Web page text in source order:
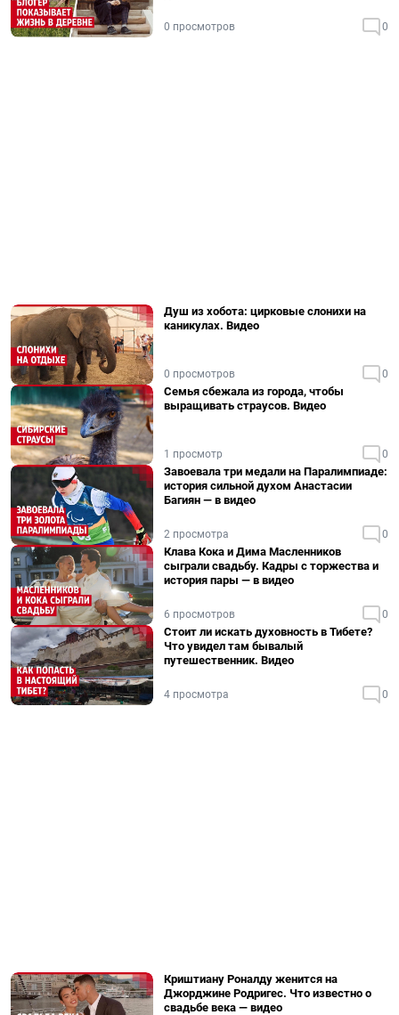
0 просмотров 0
Душ из хобота: цирковые слонихи на
каникулах. Видео
0 просмотров 0
Семья сбежала из города, чтобы
выращивать страусов. Видео
1 просмотр 0
Завоевала три медали на Паралимпиаде:
история сильной духом Анастасии
Багиян — в видео
2 просмотра 0
Клава Кока и Дима Масленников
сыграли свадьбу. Кадры с торжества и
история пары — в видео
6 просмотров 0
Стоит ли искать духовность в Тибете?
Что увидел там бывалый
путешественник. Видео
4 просмотра 0
Криштиану Роналду женится на
Джорджине Родригес. Что известно о
свадьбе века — видео